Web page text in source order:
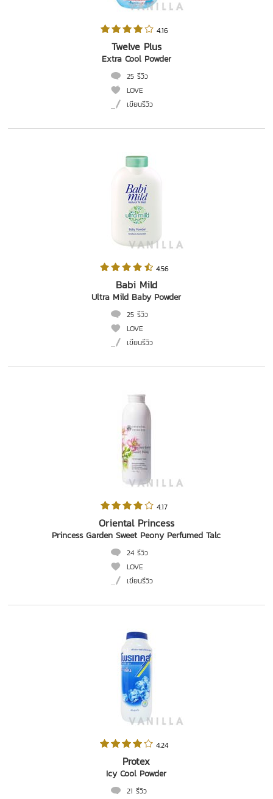
4.16
Twelve Plus
Extra Cool Powder
25 รีวิว
LOVE
เขียนรีวิว
4.56
Babi Mild
Ultra Mild Baby Powder
25 รีวิว
LOVE
เขียนรีวิว
4.17
Oriental Princess
Princess Garden Sweet Peony Perfumed Talc
24 รีวิว
LOVE
เขียนรีวิว
4.24
Protex
Icy Cool Powder
21 รีวิว